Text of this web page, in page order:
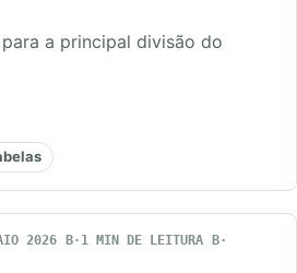
a principal divisão do
2026
1 MIN DE LEITURA